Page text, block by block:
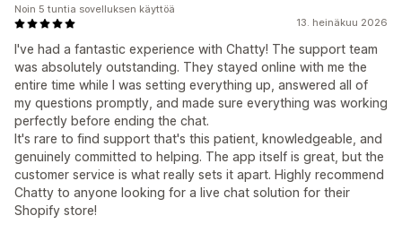
13. heinäkuu 2026
I've had a fantastic experience with Chatty! The support team
was absolutely outstanding. They stayed online with me the
entire time while I was setting everything up, answered all of
my questions promptly, and made sure everything was working
perfectly before ending the chat.
It's rare to find support that's this patient, knowledgeable, and
genuinely committed to helping. The app itself is great, but the
customer service is what really sets it apart. Highly recommend
Chatty to anyone looking for a live chat solution for their
Shopify store!
Noin 5 tuntia sovelluksen käyttöä